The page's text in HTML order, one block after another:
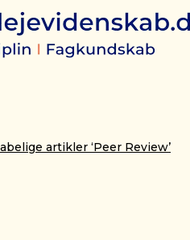
artikler ‘Peer Review’